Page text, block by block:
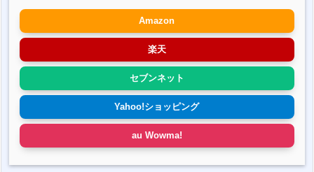
Amazon
楽天
セブンネット
Yahoo!ショッピング
au Wowma!